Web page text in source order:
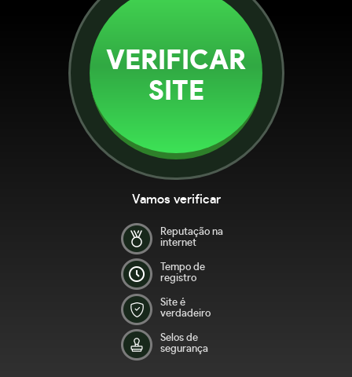
VERIFICAR
SITE
Vamos verificar
Reputação na
internet
Tempo de
registro
Site é
verdadeiro
Selos de
segurança